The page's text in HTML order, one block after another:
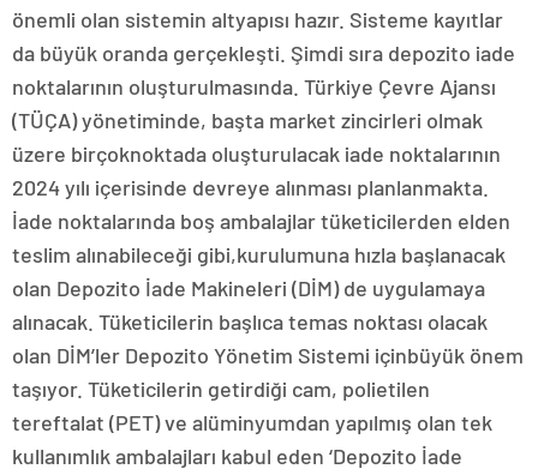
önemli olan sistemin altyapısı hazır. Sisteme kayıtlar
da büyük oranda gerçekleşti. Şimdi sıra depozito iade
noktalarının oluşturulmasında. Türkiye Çevre Ajansı
(TÜÇA) yönetiminde, başta market zincirleri olmak
üzere birçoknoktada oluşturulacak iade noktalarının
2024 yılı içerisinde devreye alınması planlanmakta.
İade noktalarında boş ambalajlar tüketicilerden elden
teslim alınabileceği gibi,kurulumuna hızla başlanacak
olan Depozito İade Makineleri (DİM) de uygulamaya
alınacak. Tüketicilerin başlıca temas noktası olacak
olan DİM’ler Depozito Yönetim Sistemi içinbüyük önem
taşıyor. Tüketicilerin getirdiği cam, polietilen
tereftalat (PET) ve alüminyumdan yapılmış olan tek
kullanımlık ambalajları kabul eden ‘Depozito İade